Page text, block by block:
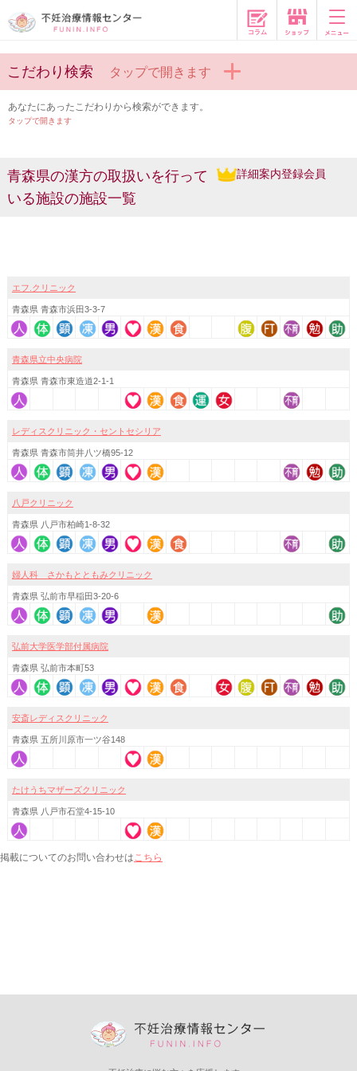
コラム
こだわり検索 タップで開きます
あなたにあったこだわりから検索ができます。
タップで開きます
青森県の漢方の取扱いを行って
いる施設の施設一覧
詳細案内登録会員
エフ.クリニック
青森県 青森市浜田3-3-7
青森県立中央病院
青森県 青森市東造道2-1-1
レディスクリニック・セントセシリア
青森県 青森市筒井八ツ橋95-12
八戸クリニック
青森県 八戸市柏崎1-8-32
婦人科 さかもとともみクリニック
青森県 弘前市早稲田3-20-6
弘前大学医学部付属病院
青森県 弘前市本町53
安斎レディスクリニック
青森県 五所川原市一ツ谷148
たけうちマザーズクリニック
青森県 八戸市石堂4-15-10
掲載についてのお問い合わせはこちら